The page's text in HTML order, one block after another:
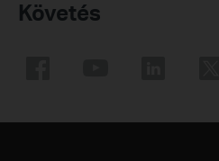
Követés